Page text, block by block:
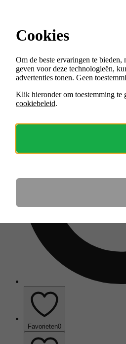
Menu
VACATURES
ORGANISATIES
Favorieten0
Cookies
Om de beste ervaringen te
geven voor deze technologieën,
advertenties tonen. Geen
Klik hieronder om toestemming te
cookiebeleid.